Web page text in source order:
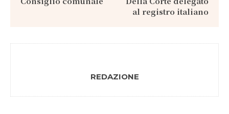
al registro italiano
REDAZIONE